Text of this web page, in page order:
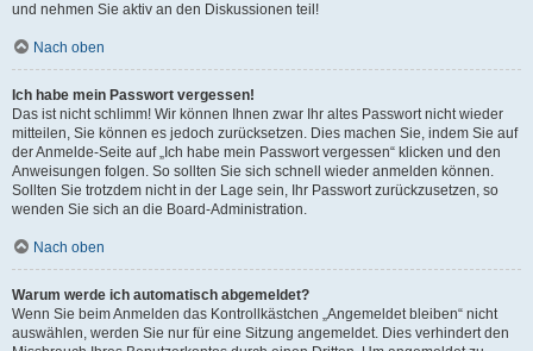
und nehmen Sie aktiv an den Diskussionen teil!
Nach oben
Ich habe mein Passwort vergessen!
Das ist nicht schlimm! Wir können Ihnen zwar Ihr altes Passwort nicht wieder
mitteilen, Sie können es jedoch zurücksetzen. Dies machen Sie, indem Sie auf
der Anmelde-Seite auf „Ich habe mein Passwort vergessen“ klicken und den
Anweisungen folgen. So sollten Sie sich schnell wieder anmelden können.
Sollten Sie trotzdem nicht in der Lage sein, Ihr Passwort zurückzusetzen, so
wenden Sie sich an die Board-Administration.
Nach oben
Warum werde ich automatisch abgemeldet?
Wenn Sie beim Anmelden das Kontrollkästchen „Angemeldet bleiben“ nicht
auswählen, werden Sie nur für eine Sitzung angemeldet. Dies verhindert den